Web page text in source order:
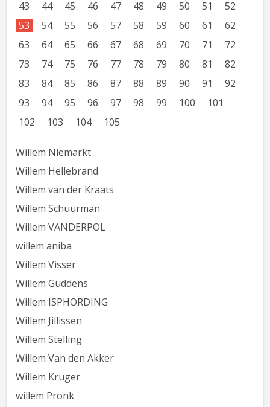
43
44 45 46 47 48 49 50 51
52
53
54 55 56 57 58 59 60 61
62
63
64 65 66 67 68 69 70 71
72
73
74 75 76 77 78 79 80 81
82
83
84 85 86 87 88 89 90 91
92
93
94 95 96 97 98 99 100
101
102
103 104 105
Willem Niemarkt
Willem Hellebrand
Willem van der Kraats
Willem Schuurman
Willem VANDERPOL
willem aniba
Willem Visser
Willem Guddens
Willem ISPHORDING
Willem Jillissen
Willem Stelling
Willem Van den Akker
Willem Kruger
willem Pronk